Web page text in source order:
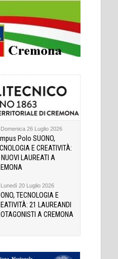
Domenica 26 Luglio 2026
Polo SUONO,
E CREATIVITÀ:
LAUREATI A
Lunedì 20 Luglio 2026
TECNOLOGIA E
21 LAUREANDI
A CREMONA